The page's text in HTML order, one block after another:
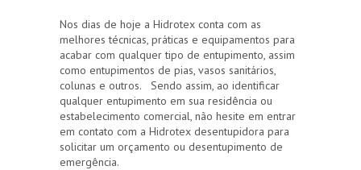
Nos dias de hoje a Hidrotex conta com as
melhores técnicas, práticas e equipamentos para
acabar com qualquer tipo de entupimento, assim
como entupimentos de pias, vasos sanitários,
colunas e outros. Sendo assim, ao identificar
qualquer entupimento em sua residência ou
estabelecimento comercial, não hesite em entrar
em contato com a Hidrotex desentupidora para
solicitar um orçamento ou desentupimento de
emergência.